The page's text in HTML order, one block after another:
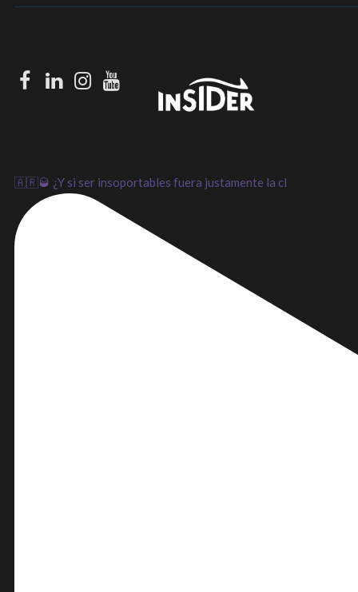
Facebook
LinkedIn
Instagram
Youtube
🇦🇷🥃 ¿Y si ser insoportables fuera justamente la cl